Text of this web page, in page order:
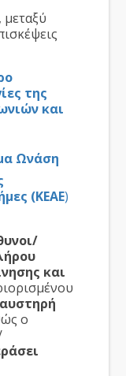
μεταξύ
της
και
Ωνάση
(ΚΕΑΕ)
και
ο